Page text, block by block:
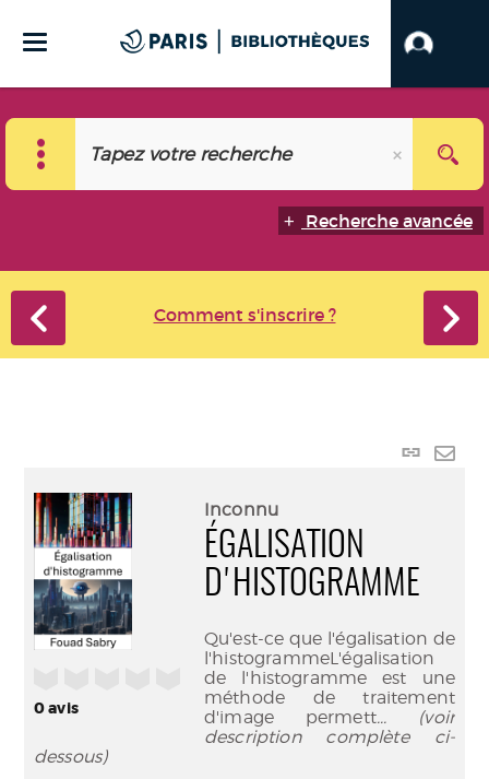
Recherche avancée
Comment s'inscrire ?
Lien
0avis
Inconnu
ÉGALISATION
D'HISTOGRAMME
Qu'est-ce que l'égalisation de
l'histogrammeL'égalisation
de l'histogramme est une
méthode de traitement
d'image permett... (voir
description complète ci-
dessous)